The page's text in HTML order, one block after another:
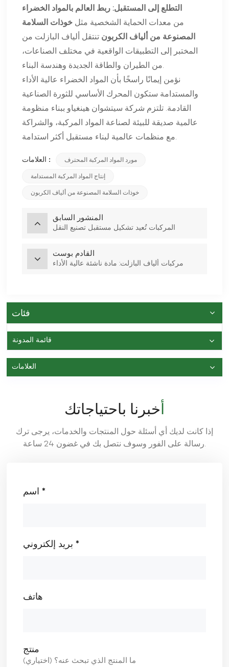
التطلع إلى المستقبل: ربط العالم بالمواد الخضراء
من معدات الحماية الشخصية مثل خوذات السلامة
المصنوعة من ألياف الكربون تنتقل ألياف البازلت من
المختبر إلى التطبيقات الواقعية في مختلف الصناعات،
من الطيران والطاقة الجديدة وهندسة البناء.
نؤمن إيمانًا راسخًا بأن المواد الخضراء عالية الأداء
والمستدامة ستكون المحرك الأساسي للثورة الصناعية
القادمة. تلتزم شركة سيتشوان هينغياو ببناء منظومة
عالمية صديقة للبيئة لصناعة المواد المركبة، والشراكة
مع منظمات عالمية لبناء مستقبل أكثر استدامة.
العلامات : مورد المواد المركبة المحترف
إنتاج المواد المركبة المستدامة
خوذات السلامة المصنوعة من ألياف الكربون
المنشور السابق
المركبات تُعيد تشكيل مستقبل تصنيع النقل
القادم بوست
مركبات ألياف البازلت: مادة ناشئة عالية الأداء
فئات
قائمة المدونة
العلامات
أخبرنا باحتياجاتك
إذا كانت لديك أي أسئلة حول المنتجات والخدمات، يرجى ترك
رسالة على الفور وسوف نتصل بك في غضون 24 ساعة.
اسم *
بريد إلكتروني *
هاتف
منتج
ما المنتج الذي تبحث عنه؟ (اختياري)